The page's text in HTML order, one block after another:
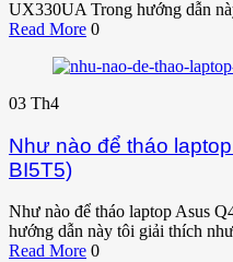
UX330UA Trong hướng dẫn
Read More 0
03 Th4
Như nào để tháo
BI5T5)
Như nào để tháo laptop Asus
hướng dẫn này tôi giải thích
Read More 0